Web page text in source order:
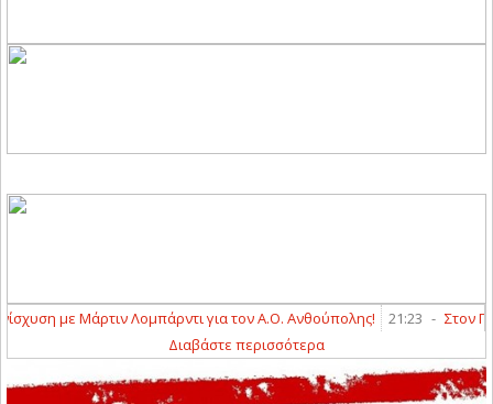
με Μάρτιν Λομπάρντι για τον Α.Ο. Ανθούπολης! 21:23 - Στον Π.Ο.
Διαβάστε περισσότερα